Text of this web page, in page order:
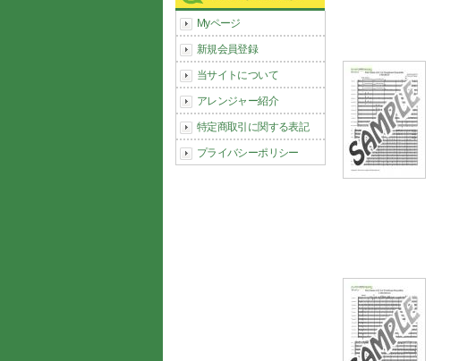
Myページ
新規会員登録
当サイトについて
アレンジャー紹介
特定商取引に関する表記
プライバシーポリシー